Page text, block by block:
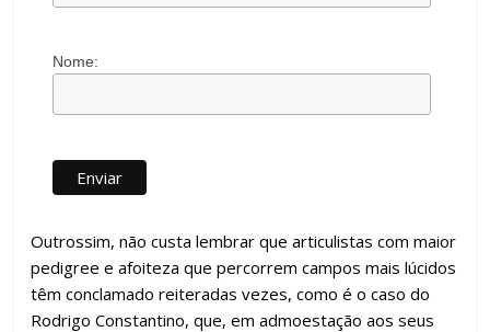
Nome:
Outrossim, não custa lembrar que articulistas com maior
pedigree e afoiteza que percorrem campos mais lúcidos
têm conclamado reiteradas vezes, como é o caso do
Rodrigo Constantino, que, em admoestação aos seus